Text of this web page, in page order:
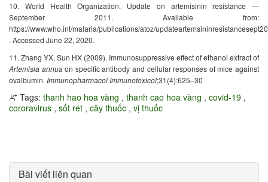
10. World Health Organization. Update on artemisinin resistance —
September 2011. Available from:
https://www.who.int/malaria/publications/atoz/
. Accessed June 22, 2020.
11. Zhang YX, Sun HX (2009). Immunosuppressive effect of ethanol extract of
Artemisia annuaon specific antibody and cellular responses of mice against
ovalbumin. Immunopharmacol Immunotoxicol;31(4):625–30
Tags: thanh hao hoa vàng , thanh cao hoa vàng , covid-19 ,
cororavirus , sốt rét , cây thuốc , vị thuốc
Bài viết liên quan